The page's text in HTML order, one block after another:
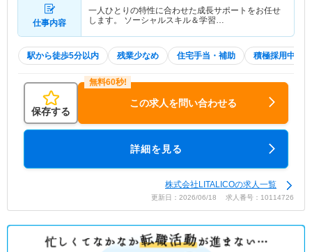
仕事内容
一人ひとりの特性に合わせた成長サポートをお任せ
します。 ソーシャルスキル＆学習…
駅から徒歩5分以内 残業少なめ 住宅手当・補助 積極採用中
保存する
この求人を問い合わせる
詳細を見る
株式会社LITALICOの求人一覧
更新日：2026/06/18 求人番号：10114726